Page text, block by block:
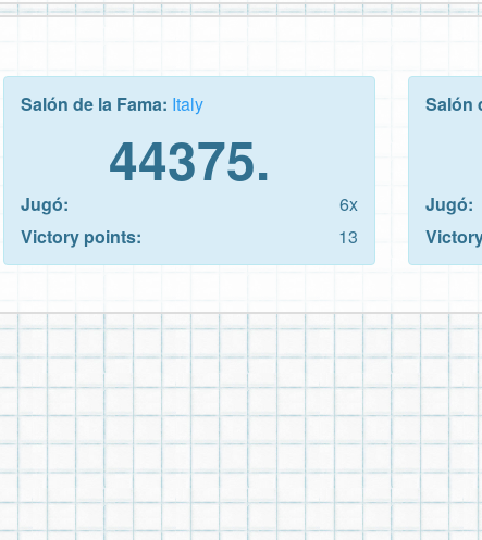
Salón de la Fama: Italy
44375.
Jugó:
6x
Victory points:
13
Salón
Jugó: